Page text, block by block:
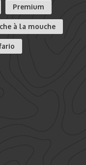
Premium
à la mouche